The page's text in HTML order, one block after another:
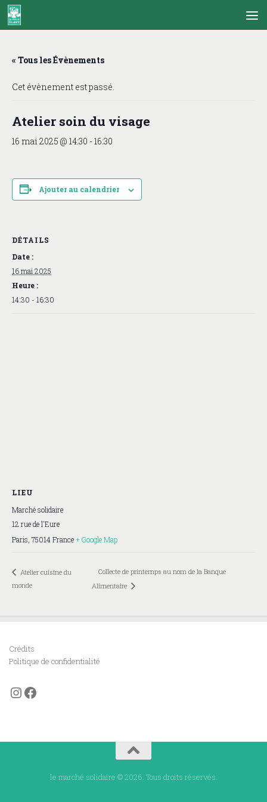
Skip to content
« Tous les Évènements
Cet évènement est passé.
Atelier soin du visage
16 mai 2025 @ 14:30 -16:30
Ajouter au calendrier
DÉTAILS
Date :
16 mai 2025
Heure :
14:30 - 16:30
LIEU
Marché solidaire
12 rue de l'Eure
Paris 75014France+ Google Map
Atelier cuisine du
monde
Collecte de printemps au nom de la Banque
Alimentaire
Crédits
Politique de confidentialité
Instagram
Facebook
le marché solidaire © 2026. Tous droits réservés.